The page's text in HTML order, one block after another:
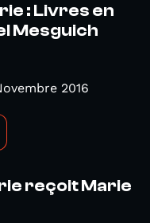
: Livres en
Mesguich
2016
reçoit Marie